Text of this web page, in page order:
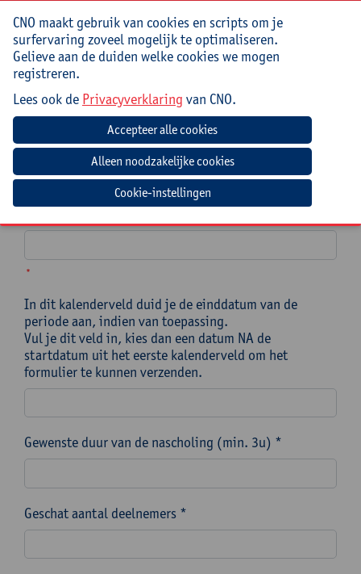
Op welke specifieke datum OF binnen welke periode
moet de nascholing/een meerdaags traject ingepland
In dit kalenderveld duid je een specifieke datum aan
OF de startdatum van een periode waarin je
nascholing/traject ingepland moet worden. *
Let op! Kies een datum die minstens 3 maanden na de
datum van vandaag ligt om het formulier te kunnen
*
In dit kalenderveld duid je de einddatum van de
periode aan, indien van toepassing.
Vul je dit veld in, kies dan een datum NA de
startdatum uit het eerste kalenderveld om het
formulier te kunnen verzenden.
Gewenste duur van de nascholing (min. 3u) *
Geschat aantal deelnemers *
CNO maakt gebruik van cookies en scripts om je
surfervaring zoveel mogelijk te optimaliseren.
Gelieve aan de duiden welke cookies we mogen
registreren.
Lees ook de Privacyverklaring van CNO.
Cookie-instellingen